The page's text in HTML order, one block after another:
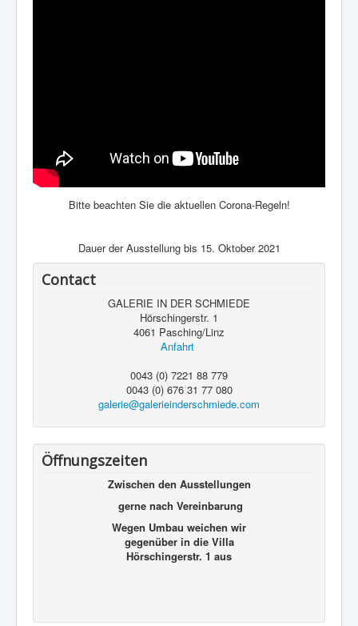
Bitte beachten Sie die aktuellen Corona-Regeln!
Dauer der Ausstellung bis 15. Oktober 2021
Contact
GALERIE IN DER SCHMIEDE
Hörschingerstr. 1
4061 Pasching/Linz
Anfahrt
0043 (0) 7221 88 779
0043 (0) 676 31 77 080
galerie@galerieinderschmiede.com
Öffnungszeiten
Zwischen den Ausstellungen
gerne nach Vereinbarung
Wegen Umbau weichen wir
gegenüber in die Villa
Hörschingerstr. 1 aus